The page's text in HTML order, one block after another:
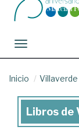
Toggle
Inicio
Libros
Libros de